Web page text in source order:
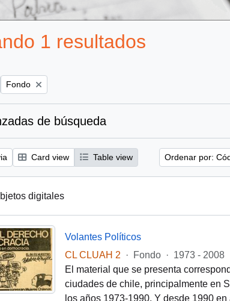
1 resultados
Remove filter:
Fondo
de búsqueda
Card view Table view Ordenar por:
digitales
Volantes Políticos
CL CLUAH 2
· Fondo · 1973 - 2008
El material que se presenta
ciudades de chile, principalmente en
los años 1973-1990. Y desde 1990